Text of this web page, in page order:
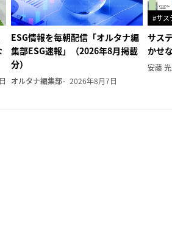
ESG情報を毎朝配信「オルタナ編
集部ESG速報」（2026年8月掲載
分）
オルタナ編集部 2026年8月7日
#サス
サス
かせ